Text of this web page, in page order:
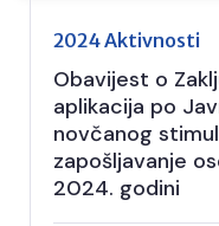
2024 Aktivnosti
Obavijest o
aplikacija po
novčanog
zapošljavanje
2024. godini